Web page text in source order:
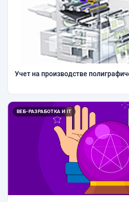
Учет на производстве
ВЕБ-РАЗРАБОТКА И IT